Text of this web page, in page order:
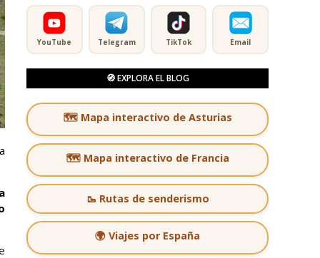
YouTube Telegram TikTok Email
🧭 EXPLORA EL BLOG
🗺️ Mapa interactivo de Asturias
🗺️ Mapa interactivo de Francia
🥾 Rutas de senderismo
🌍 Viajes por España